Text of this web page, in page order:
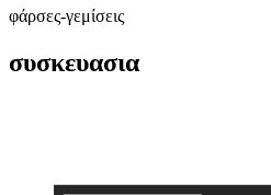
φάρσες-γεμίσεις
συσκευασια